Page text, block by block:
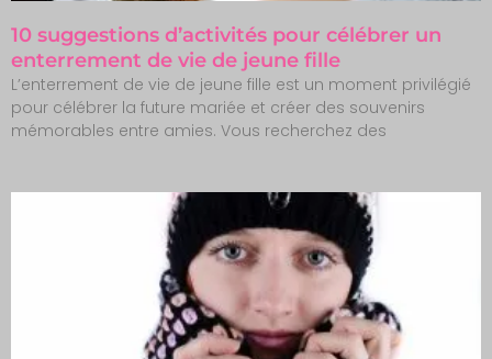
10 suggestions d’activités pour célébrer un
enterrement de vie de jeune fille
L’enterrement de vie de jeune fille est un moment privilégié
pour célébrer la future mariée et créer des souvenirs
mémorables entre amies. Vous recherchez des